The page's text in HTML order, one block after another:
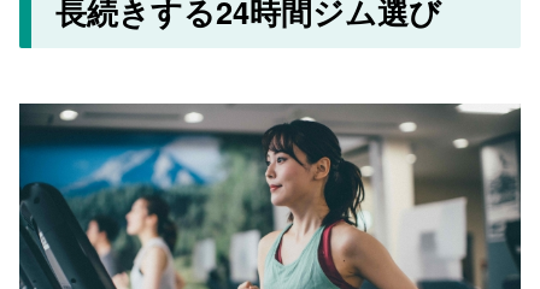
長続きする24時間ジム選び